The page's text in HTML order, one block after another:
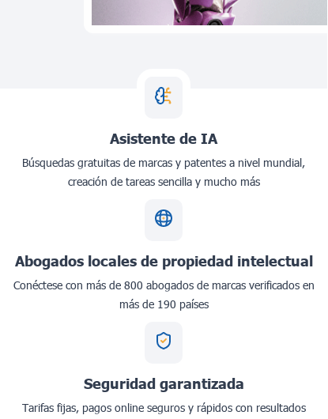
Asistente de IA
Búsquedas gratuitas de marcas y patentes a nivel mundial,
creación de tareas sencilla y mucho más
Abogados locales de propiedad intelectual
Conéctese con más de 800 abogados de marcas verificados en
más de 190 países
Seguridad garantizada
Tarifas fijas, pagos online seguros y rápidos con resultados